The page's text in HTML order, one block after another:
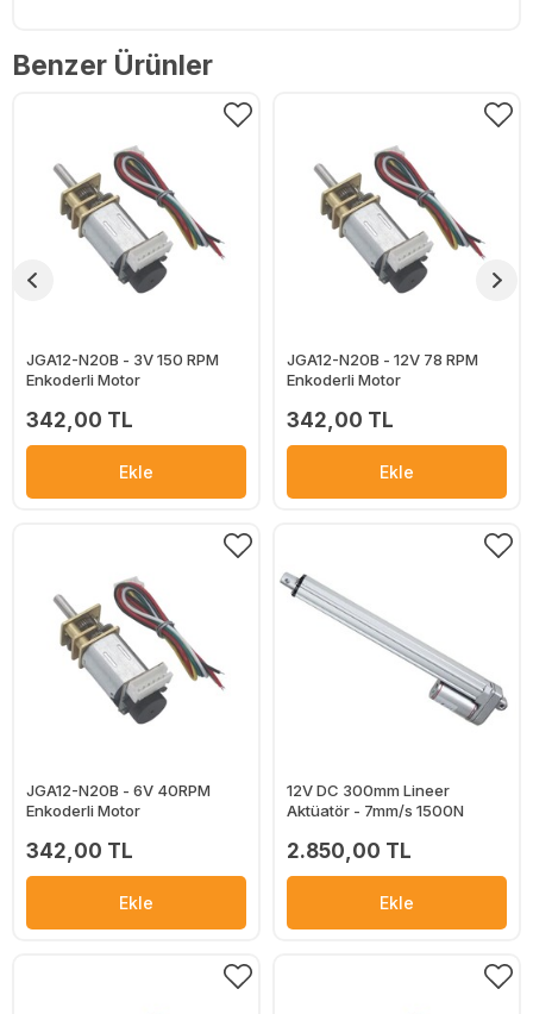
Benzer Ürünler
JGA12-N20B - 3V 150 RPM
Enkoderli Motor
342,00 TL
Ekle
JGA12-N20B - 12V 78 RPM
Enkoderli Motor
342,00 TL
Ekle
JGA12-N20B - 6V 40RPM
Enkoderli Motor
342,00 TL
Ekle
12V DC 300mm Lineer
Aktüatör - 7mm/s 1500N
2.850,00 TL
Ekle